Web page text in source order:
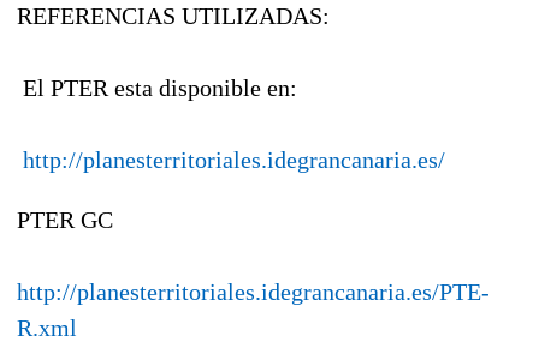
REFERENCIAS UTILIZADAS:
El PTER esta disponible en:
http://planesterritoriales.idegrancanaria.es/
PTER GC
http://planesterritoriales.idegrancanaria.es/PTE-
R.xml